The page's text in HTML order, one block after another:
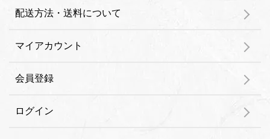
配送方法・送料について
マイアカウント
会員登録
ログイン